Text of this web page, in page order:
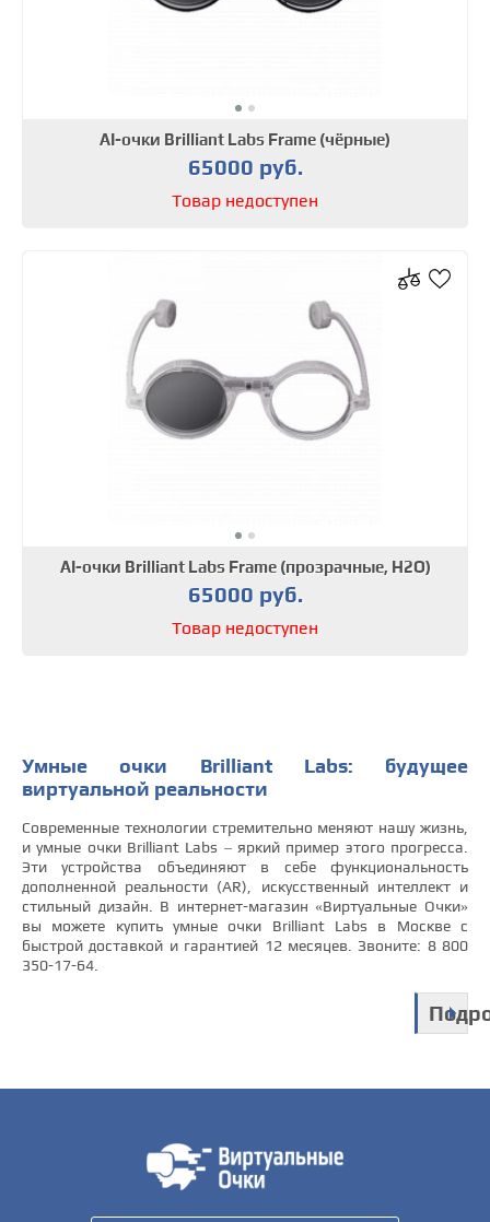
AI-очки Brilliant Labs Frame (чёрные)
65000 руб.
Товар недоступен
AI-очки Brilliant Labs Frame (прозрачные, H2O)
65000 руб.
Товар недоступен
Умные очки Brilliant Labs: будущее
виртуальной реальности
Современные технологии стремительно меняют нашу жизнь,
и умные очки Brilliant Labs – яркий пример этого прогресса.
Эти устройства объединяют в себе функциональность
дополненной реальности (AR), искусственный интеллект и
стильный дизайн. В интернет-магазин «Виртуальные Очки»
вы можете купить умные очки Brilliant Labs в Москве с
быстрой доставкой и гарантией 12 месяцев. Звоните: 8 800
350-17-64.